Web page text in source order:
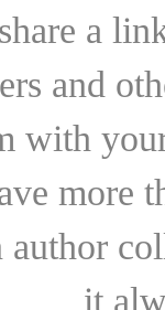
a
and
with
more
it